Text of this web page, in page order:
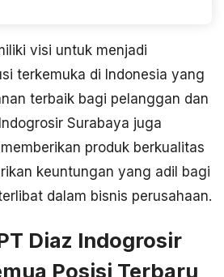
visi untuk menjadi
terkemuka di Indonesia yang
terbaik bagi pelanggan dan
Surabaya juga
produk berkualitas
keuntungan yang adil bagi
dalam bisnis perusahaan.
Diaz Indogrosir
Posisi Terbaru